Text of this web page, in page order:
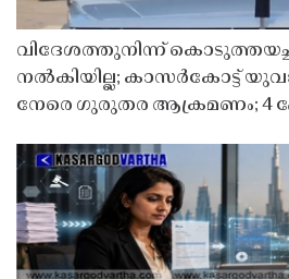
വിദേശത്തുനിന്ന്
നൽകിയില്ല; കാസർകോട്ട്
നേരെ ഗുരുതര ആക്രമണം; 4